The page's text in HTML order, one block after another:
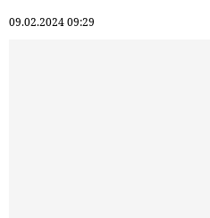
09.02.2024 09:29